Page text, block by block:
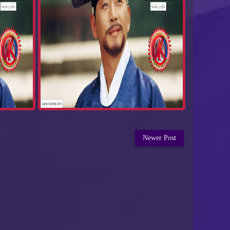
Newer Post